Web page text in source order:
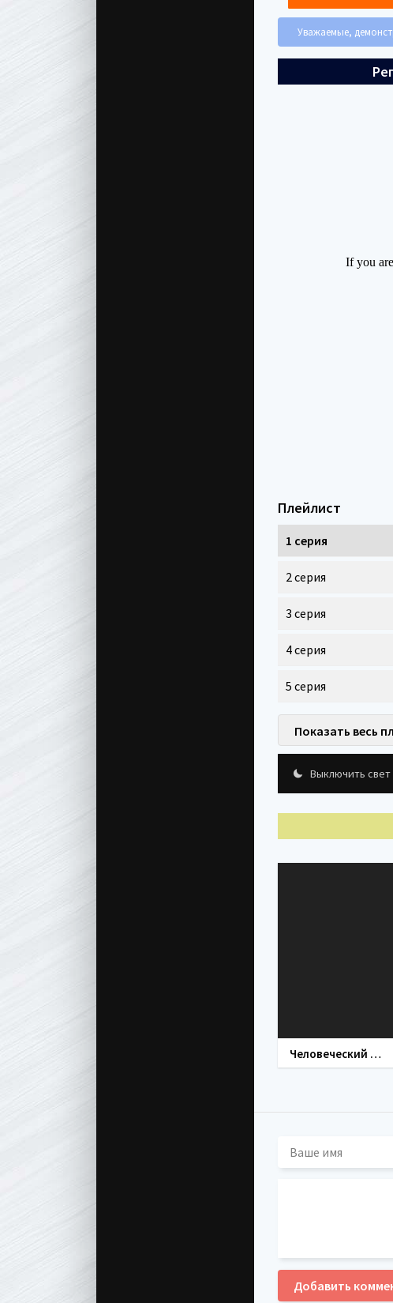
Уважаемые,
Плейлист
1 серия
2 серия
3 серия
4 серия
5 серия
Показать весь
Выключить свет
Человеческий фактор (сериал 2014)
Добавить